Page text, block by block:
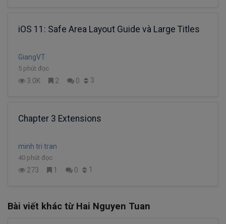
iOS 11: Safe Area Layout Guide và Large Titles
GiangVT
5 phút đọc
3.0K 2 0 3
Chapter 3 Extensions
minh tri tran
40 phút đọc
273 1 0 1
Bài viết khác từ Hai Nguyen Tuan